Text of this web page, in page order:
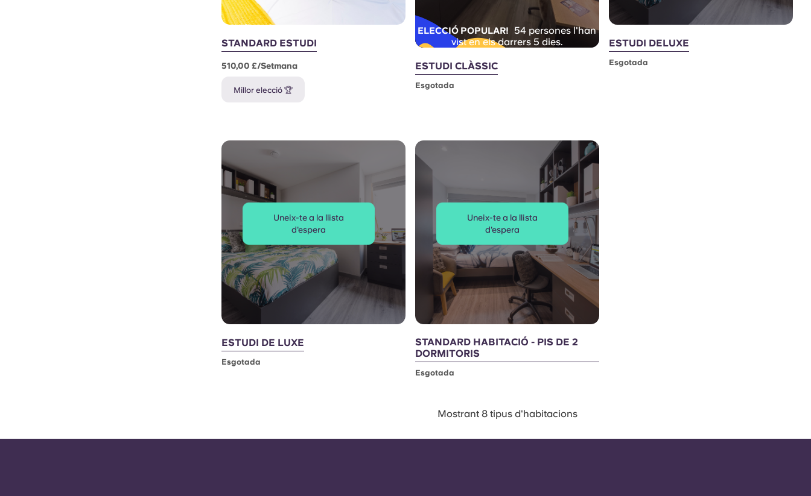
STANDARD ESTUDI
510,00 £/setmana
Millor elecció 🏆
ELECCIÓ POPULAR!
54 persones l'han
vist en els darrers 5 dies.
ESTUDI CLÀSSIC
Esgotada
ESTUDI DELUXE
Esgotada
Uneix-te a la llista
d'espera
ESTUDI DE LUXE
Esgotada
Uneix-te a la llista
d'espera
STANDARD HABITACIÓ - PIS DE 2
DORMITORIS
Esgotada
Mostrant 8 tipus d'habitacions